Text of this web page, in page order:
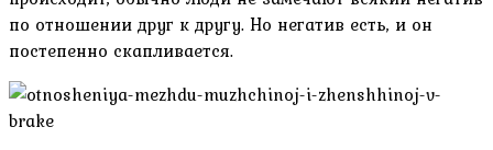
по отношении друг к другу. Но негатив есть, и он
постепенно скапливается.